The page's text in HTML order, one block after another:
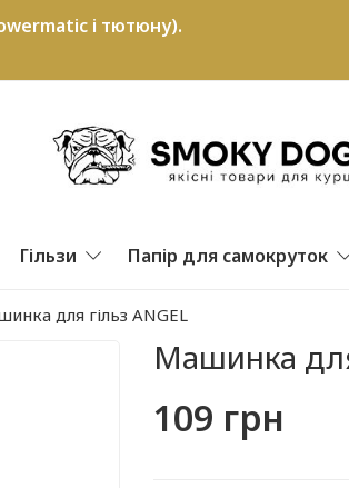
і тютюну).
Гільзи Папір для самокруток
для гільз ANGEL
Машинка
109 грн